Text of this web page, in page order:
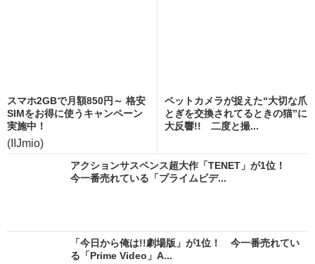
スマホ2GBで月額850円～ 格安
SIMをお得に使うキャンペーン
実施中！
(IIJmio)
ペットカメラが捉えた“大切な爪
とぎを交換されてるときの猫”に
大反響!! 二度と撮...
アクションサスペンス超大作「TENET」が1位！
今一番売れている「プライムビデ...
「今日から俺は!!劇場版」が1位！ 今一番売れてい
る「Prime Video」A...